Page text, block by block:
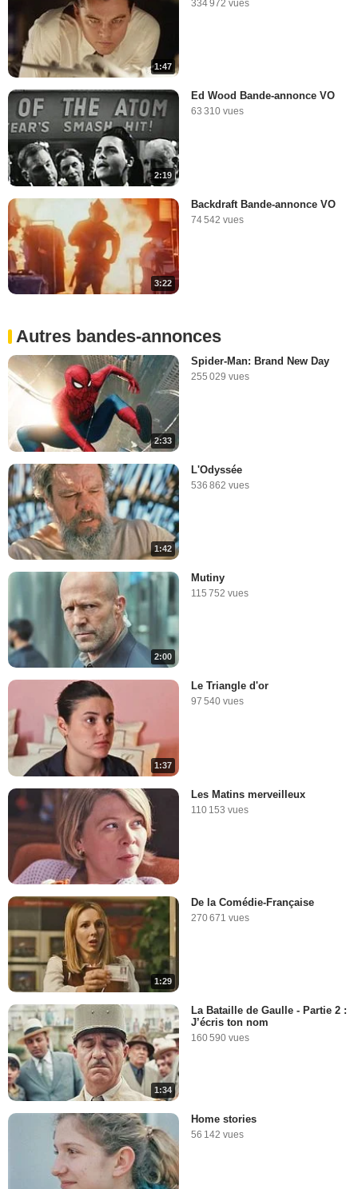
1:47
334 972 vues
2:19
Ed Wood Bande-annonce VO
63 310 vues
3:22
Backdraft Bande-annonce VO
74 542 vues
Autres bandes-annonces
2:33
Spider-Man: Brand New Day
255 029 vues
1:42
L'Odyssée
536 862 vues
2:00
Mutiny
115 752 vues
1:37
Le Triangle d'or
97 540 vues
Les Matins merveilleux
110 153 vues
1:29
De la Comédie-Française
270 671 vues
1:34
La Bataille de Gaulle - Partie 2 :
J’écris ton nom
160 590 vues
Home stories
56 142 vues